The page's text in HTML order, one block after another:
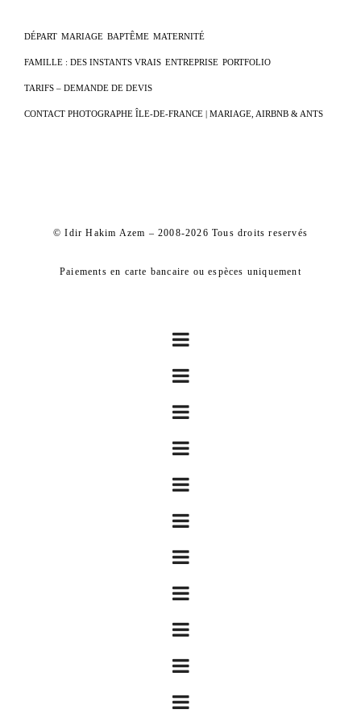
DÉPART MARIAGE BAPTÊME MATERNITÉ
FAMILLE : DES INSTANTS VRAIS ENTREPRISE PORTFOLIO
TARIFS – DEMANDE DE DEVIS
CONTACT PHOTOGRAPHE ÎLE-DE-FRANCE | MARIAGE, AIRBNB & ANTS
© Idir Hakim Azem – 2008-2026 Tous droits reservés
Paiements en carte bancaire ou espèces uniquement